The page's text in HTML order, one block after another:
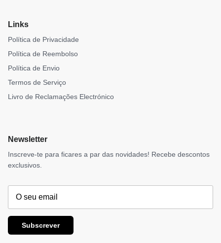
Links
Política de Privacidade
Política de Reembolso
Política de Envio
Termos de Serviço
Livro de Reclamações Electrónico
Newsletter
Inscreve-te para ficares a par das novidades! Recebe descontos
exclusivos.
Subscrever